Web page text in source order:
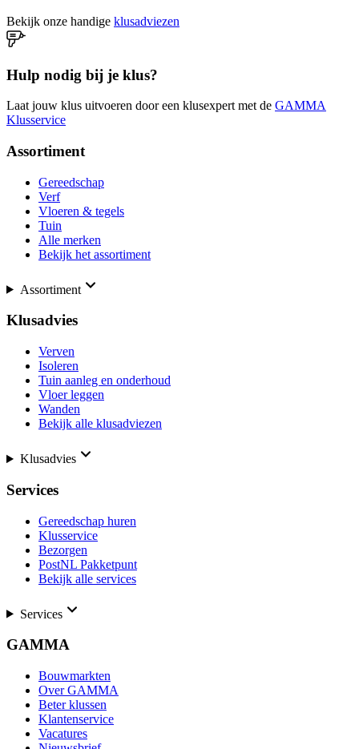
Bekijk onze handige klusadviezen
Hulp nodig bij je klus?
Laat jouw klus uitvoeren door een klusexpert met de GAMMA
Klusservice
Assortiment
Gereedschap
Verf
Vloeren & tegels
Tuin
Alle merken
Bekijk het assortiment
Assortiment
Klusadvies
Verven
Isoleren
Tuin aanleg en onderhoud
Vloer leggen
Wanden
Bekijk alle klusadviezen
Klusadvies
Services
Gereedschap huren
Klusservice
Bezorgen
PostNL Pakketpunt
Bekijk alle services
Services
GAMMA
Bouwmarkten
Over GAMMA
Beter klussen
Klantenservice
Vacatures